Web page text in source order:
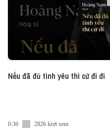
Nếu đã đủ tình yêu thì cứ đi đi
0:36 2826 lượt xem